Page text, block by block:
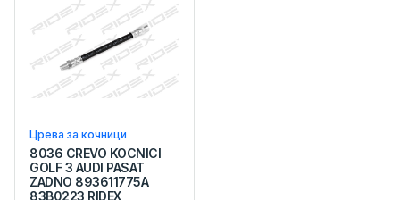
Црева за кочници
8036 CREVO KOCNICI
GOLF 3 AUDI PASAT
ZADNO 893611775A
83B0223 RIDEX